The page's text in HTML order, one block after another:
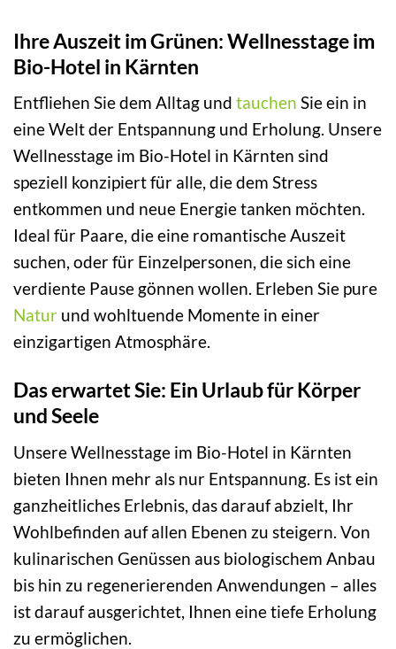
Ihre Auszeit im Grünen: Wellnesstage im
Bio-Hotel in Kärnten
Entfliehen Sie dem Alltag und tauchen Sie ein in
eine Welt der Entspannung und Erholung. Unsere
Wellnesstage im Bio-Hotel in Kärnten sind
speziell konzipiert für alle, die dem Stress
entkommen und neue Energie tanken möchten.
Ideal für Paare, die eine romantische Auszeit
suchen, oder für Einzelpersonen, die sich eine
verdiente Pause gönnen wollen. Erleben Sie pure
Natur und wohltuende Momente in einer
einzigartigen Atmosphäre.
Das erwartet Sie: Ein Urlaub für Körper
und Seele
Unsere Wellnesstage im Bio-Hotel in Kärnten
bieten Ihnen mehr als nur Entspannung. Es ist ein
ganzheitliches Erlebnis, das darauf abzielt, Ihr
Wohlbefinden auf allen Ebenen zu steigern. Von
kulinarischen Genüssen aus biologischem Anbau
bis hin zu regenerierenden Anwendungen – alles
ist darauf ausgerichtet, Ihnen eine tiefe Erholung
zu ermöglichen.